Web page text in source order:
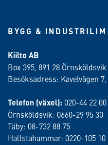
BYGG & INDUSTRILIM
Kiilto AB
Box 395, 891 28 Örnsköldsvik
Besöksadress: Kavelvägen
Telefon (växel): 020-44 22 00
Örnsköldsvik: 0660-29 95 30
Täby: 08-732 88 75
Hallstahammar: 0220-105 10